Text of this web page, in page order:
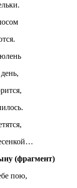
(фрагмент)
пою,